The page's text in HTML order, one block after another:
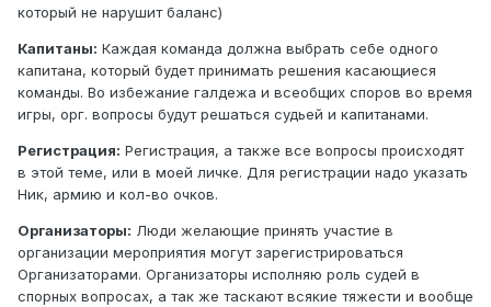
который не нарушит баланс)
Капитаны: Каждая команда должна выбрать себе одного
капитана, который будет принимать решения касающиеся
команды. Во избежание галдежа и всеобщих споров во время
игры, орг. вопросы будут решаться судьей и капитанами.
Регистрация: Регистрация, а также все вопросы происходят
в этой теме, или в моей личке. Для регистрации надо указать
Ник, армию и кол-во очков.
Организаторы: Люди желающие принять участие в
организации мероприятия могут зарегистрироваться
Организаторами. Организаторы исполняю роль судей в
спорных вопросах, а так же таскают всякие тяжести и вообще